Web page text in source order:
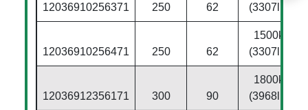
12036910256371 250 62
(3307lbs)
12036910256471 250 62
1500kg
(3307lbs)
12036912356171 300 90
1800kg
(3968lbs)